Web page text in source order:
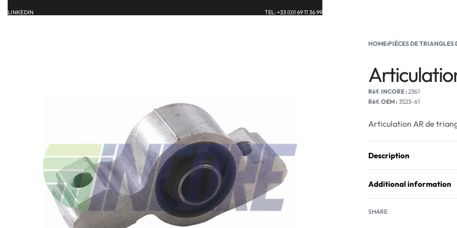
LINKEDIN TEL: +33 (0)1 69 11 36 99
HOME›PIÈCES DE TRIANGLES
2361
Réf. OEM : 3523-61
Articulation AR de
Description
Additional information
SHARE